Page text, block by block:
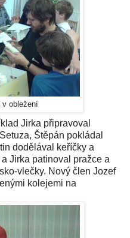
v obležení
Jirka připravoval
Štěpán pokládal
dodělával keříčky a
Jirka patinoval pražce a
vlečky. Nový člen Jozef
kolejemi na